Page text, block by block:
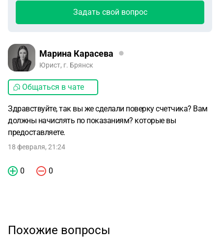
Задать свой вопрос
Марина Карасева
Юрист, г. Брянск
Общаться в чате
Здравствуйте, так вы же сделали поверку счетчика? Вам
должны начислять по показаниям? которые вы
предоставляете.
18 февраля, 21:24
0 0
Похожие вопросы